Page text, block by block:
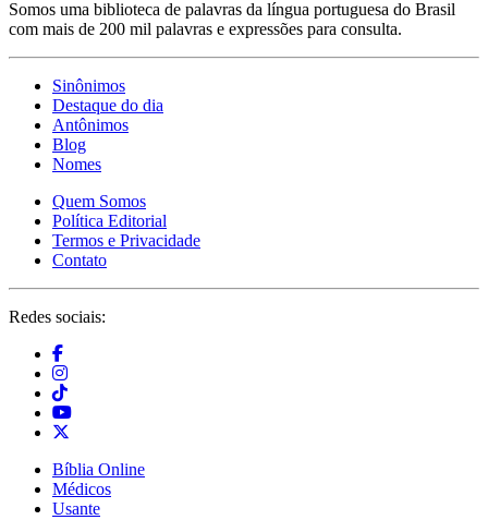
Somos uma biblioteca de palavras da língua portuguesa do Brasil
com mais de 200 mil palavras e expressões para consulta.
Sinônimos
Destaque do dia
Antônimos
Blog
Nomes
Quem Somos
Política Editorial
Termos e Privacidade
Contato
Redes sociais:
Bíblia Online
Médicos
Usante